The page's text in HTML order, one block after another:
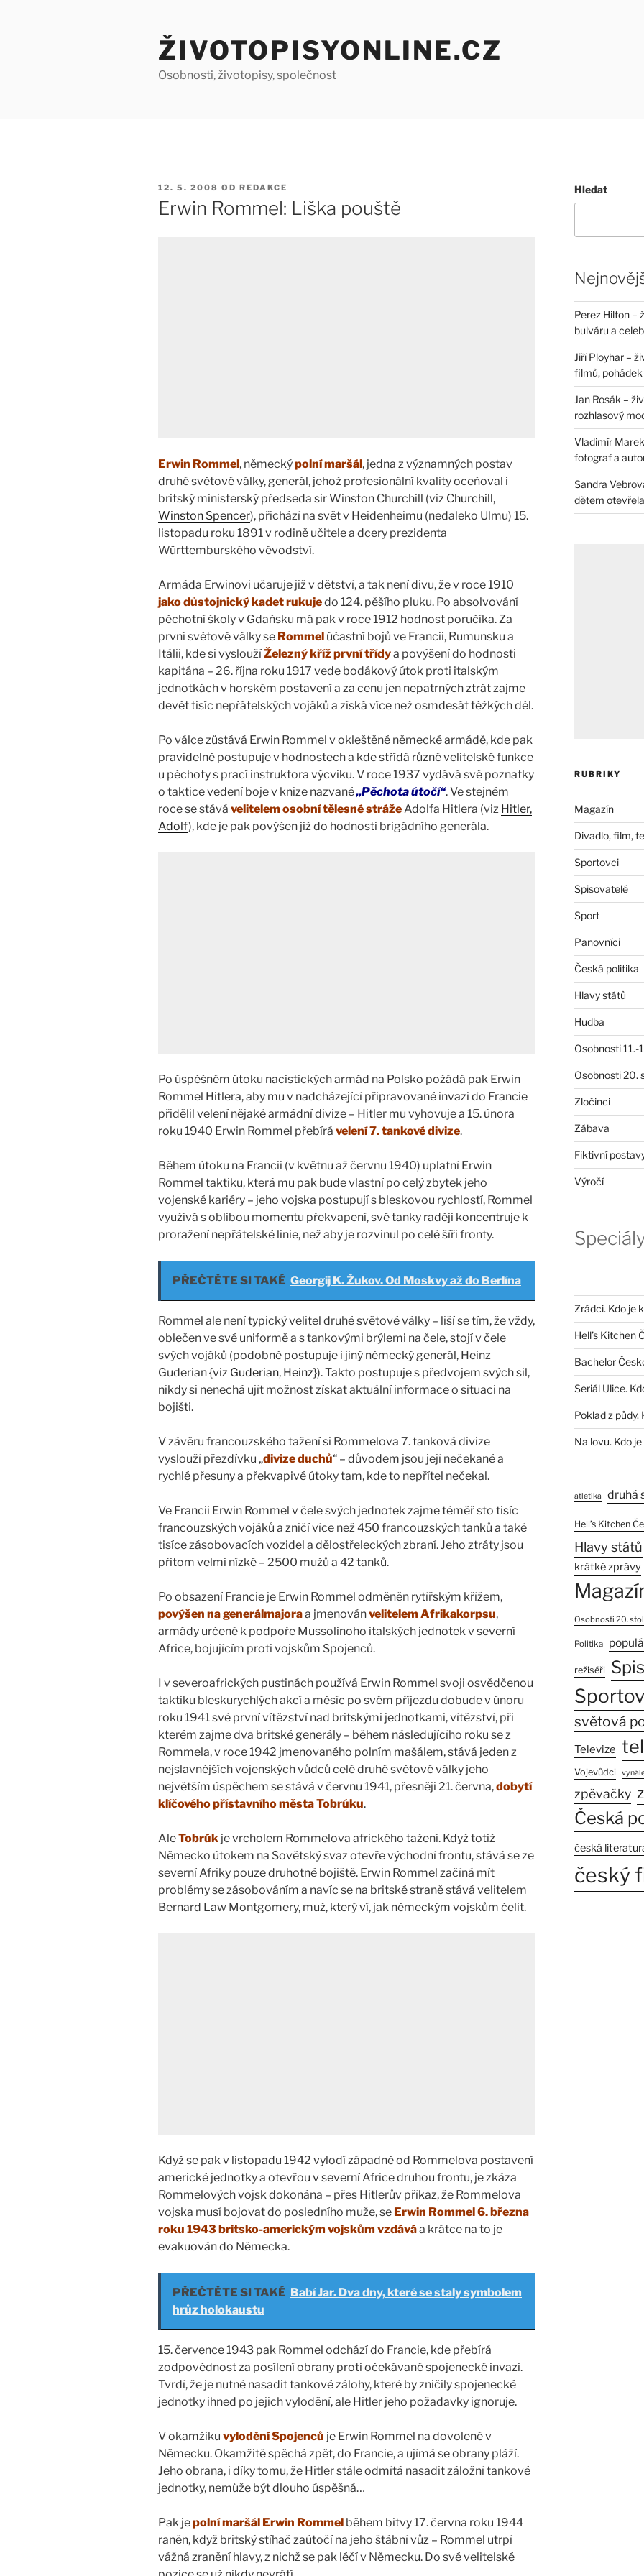
ŽIVOTOPISYONLINE.CZ
Osobnosti, životopisy, společnost
PUBLIKOVÁNO
12. 5. 2008 OD REDAKCE
Erwin Rommel: Liška pouště
Erwin Rommel, německýpolní maršál, jedna z významných postav
druhé světové války, generál, jehož profesionální kvality oceňoval i
britský ministerský předseda sir Winston Churchill (viz Churchill,
Winston Spencer), přichází na svět v Heidenheimu (nedaleko Ulmu) 15.
listopadu roku 1891 v rodině učitele a dcery prezidenta
Württemburského vévodství.
Armáda Erwinovi učaruje již v dětství, a tak není divu, že v roce 1910
jako důstojnický kadet rukujedo 124. pěšího pluku. Po absolvování
pěchotní školy v Gdaňsku má pak v roce 1912 hodnost poručíka. Za
první světové války se Rommel účastní bojů ve Francii, Rumunsku a
Itálii, kde si vysloužíŽelezný kříž první třídya povýšení do hodnosti
kapitána – 26. října roku 1917 vede bodákový útok proti italským
jednotkách v horském postavení a za cenu jen nepatrných ztrát zajme
devět tisíc nepřátelských vojáků a získá více než osmdesát těžkých děl.
Po válce zůstává Erwin Rommel v okleštěné německé armádě, kde pak
pravidelně postupuje v hodnostech a kde střídá různé velitelské funkce
u pěchoty s prací instruktora výcviku. V roce 1937 vydává své poznatky
o taktice vedení boje v knize nazvané„Pěchota útočí“. Ve stejném
roce se stává velitelem osobní tělesné strážeAdolfa Hitlera (viz Hitler,
Adolf), kde je pak povýšen již do hodnosti brigádního generála.
Po úspěšném útoku nacistických armád na Polsko požádá pak Erwin
Rommel Hitlera, aby mu v nadcházející připravované invazi do Francie
přidělil velení nějaké armádní divize – Hitler mu vyhovuje a 15. února
roku 1940 Erwin Rommel přebírá velení 7. tankové divize.
Během útoku na Francii (v květnu až červnu 1940) uplatní Erwin
Rommel taktiku, která mu pak bude vlastní po celý zbytek jeho
vojenské kariéry – jeho vojska postupují s bleskovou rychlostí, Rommel
využívá s oblibou momentu překvapení, své tanky raději koncentruje k
proražení nepřátelské linie, než aby je rozvinul po celé šíři fronty.
PŘEČTĚTE SI TAKÉ Georgij K. Žukov. Od Moskvy až do Berlína
Rommel ale není typický velitel druhé světové války – liší se tím, že vždy,
oblečen ve své uniformě a s tankovými brýlemi na čele, stojí v čele
svých vojáků (podobně postupuje i jiný německý generál, Heinz
Guderian {viz Guderian, Heinz}). Takto postupuje s předvojem svých sil,
nikdy si nenechá ujít možnost získat aktuální informace o situaci na
bojišti.
V závěru francouzského tažení si Rommelova 7. tanková divize
vyslouží přezdívku „divize duchů“ – důvodem jsou její nečekané a
rychlé přesuny a překvapivé útoky tam, kde to nepřítel nečekal.
Ve Francii Erwin Rommel v čele svých jednotek zajme téměř sto tisíc
francouzských vojáků a zničí více než 450 francouzských tanků a také
tisíce zásobovacích vozidel a dělostřeleckých zbraní. Jeho ztráty jsou
přitom velmi nízké – 2500 mužů a 42 tanků.
Po obsazení Francie je Erwin Rommel odměněn rytířským křížem,
povýšen na generálmajoraa jmenovánvelitelem Afrikakorpsu,
armády určené k podpoře Mussolinoho italských jednotek v severní
Africe, bojujícím proti vojskům Spojenců.
I v severoafrických pustinách používá Erwin Rommel svoji osvědčenou
taktiku bleskurychlých akcí a měsíc po svém příjezdu dobude v únoru
roku 1941 své první vítězství nad britskými jednotkami, vítězství, při
kterém zajme dva britské generály – během následujícího roku se z
Rommela, v roce 1942 jmenovaného polním mašálem, stává jeden z
nejslavnějších vojenských vůdců celé druhé světové války jeho
největším úspěchem se stává v červnu 1941, přesněji 21. června,dobytí
klíčového přístavního města Tobrúku.
AleTobrúk je vrcholem Rommelova afrického tažení. Když totiž
Německo útokem na Sovětský svaz otevře východní frontu, stává se ze
severní Afriky pouze druhotné bojiště. Erwin Rommel začíná mít
problémy se zásobováním a navíc se na britské straně stává velitelem
Bernard Law Montgomery, muž, který ví, jak německým vojskům čelit.
Když se pak v listopadu 1942 vylodí západně od Rommelova postavení
americké jednotky a otevřou v severní Africe druhou frontu, je zkáza
Rommelových vojsk dokonána – přes Hitlerův příkaz, že Rommelova
vojska musí bojovat do posledního muže, se Erwin Rommel 6. března
roku 1943 britsko-americkým vojskům vzdáváa krátce na to je
evakuován do Německa.
PŘEČTĚTE SI TAKÉ Babí Jar. Dva dny, které se staly symbolem
hrůz holokaustu
15. července 1943 pak Rommel odchází do Francie, kde přebírá
zodpovědnost za posílení obrany proti očekávané spojenecké invazi.
Tvrdí, že je nutné nasadit tankové zálohy, které by zničily spojenecké
jednotky ihned po jejich vylodění, ale Hitler jeho požadavky ignoruje.
V okamžiku vylodění Spojenců je Erwin Rommel na dovolené v
Německu. Okamžitě spěchá zpět, do Francie, a ujímá se obrany pláží.
Jeho obrana, i díky tomu, že Hitler stále odmítá nasadit záložní tankové
jednotky, nemůže být dlouho úspěšná…
Pak jepolní maršál Erwin Rommel během bitvy 17. června roku 1944
raněn, když britský stíhač zaútočí na jeho štábní vůz – Rommel utrpí
vážná zranění hlavy, z nichž se pak léčí v Německu. Do své velitelské
Hledat
Perez Hilton –
bulváru a
Jiří Ployhar –
filmů, pohádek
Jan Rosák –
rozhlasový
Vladimír
fotograf a
Sandra
dětem
RUBRIKY
Magazín
Divadlo, film,
Sportovci
Spisovatelé
Sport
Panovníci
Česká politika
Hlavy států
Hudba
Osobnosti 11.-
Osobnosti 20.
Zločinci
Zábava
Fiktivní
Výročí
Zrádci. Kdo je
Hell’s Kitchen
Bachelor
Seriál Ulice.
Poklad z půdy.
Na lovu. Kdo
atletika druhá
Hell’s Kitchen
Hlavy států
krátké zprávy
Osobnosti 20.
Politika
režiséři
světová
Televize
Vojevůdci
zpěvačky
Česká
česká
český